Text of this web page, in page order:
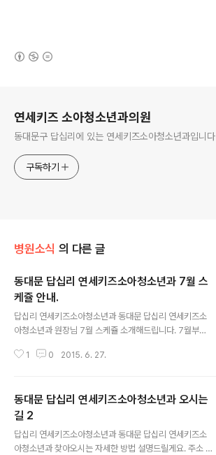
연세키즈 소아청소년과의원
동대문구 답십리에 있는 연세키즈소아청소년과입니다
구독하기
병원소식 의 다른 글
동대문 답십리 연세키즈소아청소년과 7월 스
케쥴 안내.
답십리 연세키즈소아청소년과 동대문 답십리 연세키즈소
아청소년과 원장님 7월 스케쥴 소개해드립니다. 7월부터
일, 목요일, 토요일 함께 진료 해주십니다. 최성열 원장님께
함께 해주시니, 좀 더 빠르게 진료 받으실 수 있으십니다.
참고로, 7월 23일~28일 까지 최성열 원장님께서 부재이
십니다. 영유아 검진을 받으시려면 월요일, 토요일 박현빈
원장님을 찾아주세요. (영유아 검진은 전화로 미리 예약을
1 0 2015. 6. 27.
동대문 답십리 연세키즈소아청소년과 오시는
길 2
답십리 연세키즈소아청소년과 동대문 답십리 연세키즈소
아청소년과 찾아오시는 자세한 방법 설명드릴게요. 주소 :